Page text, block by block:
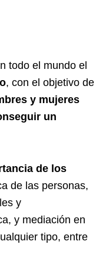
todo el mundo el
, con el objetivo de
y mujeres
un
de los
de las personas,
y
y mediación en
tipo, entre